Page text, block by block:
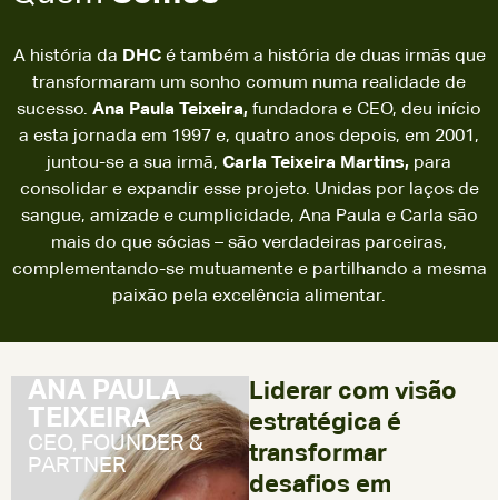
A história da DHCé também a história de duas irmãs que
transformaram um sonho comum numa realidade de
sucesso. Ana Paula Teixeira, fundadora e CEO, deu início
a esta jornada em 1997 e, quatro anos depois, em 2001,
juntou-se a sua irmã, Carla Teixeira Martins, para
consolidar e expandir esse projeto. Unidas por laços de
sangue, amizade e cumplicidade, Ana Paula e Carla são
mais do que sócias – são verdadeiras parceiras,
complementando-se mutuamente e partilhando a mesma
paixão pela excelência alimentar.
ANA PAULA
TEIXEIRA
CEO, FOUNDER &
PARTNER
Liderar com visão
estratégica é
transformar
desafios em